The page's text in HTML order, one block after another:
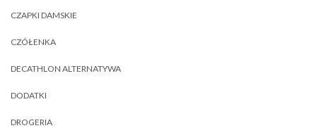
CZAPKI DAMSKIE
CZÓŁENKA
DECATHLON ALTERNATYWA
DODATKI
DROGERIA